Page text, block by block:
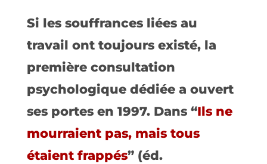
Si les souffrances liées au
travail ont toujours existé, la
première consultation
psychologique dédiée a ouvert
ses portes en 1997. Dans “Ils ne
mourraient pas, mais tous
étaient frappés” (éd.